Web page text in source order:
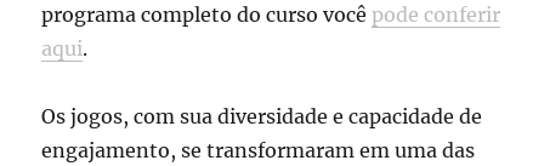
programa completo do curso vocêpode conferir
aqui.
Os jogos, com sua diversidade e capacidade de
engajamento, se transformaram em uma das